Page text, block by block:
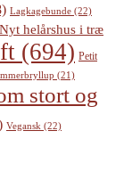
Lagkagebunde (22)
Nyt helårshus i træ
(694) Petit
(21)
stort og
Vegansk (22)